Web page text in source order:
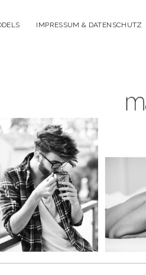
IMPRESSUM & DATENSCHUTZ